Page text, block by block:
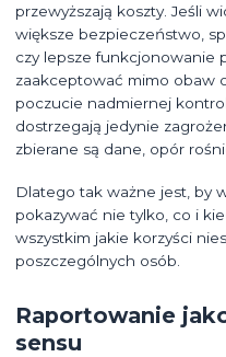
przewyższają koszty. Jeśli
większe bezpieczeństwo,
czy lepsze funkcjonowanie
zaakceptować mimo obaw
poczucie nadmiernej
dostrzegają jedynie
zbierane są dane, opór
Dlatego tak ważne jest, by
pokazywać nie tylko, co i
wszystkim jakie korzyści
poszczególnych osób.
Raportowanie
sensu